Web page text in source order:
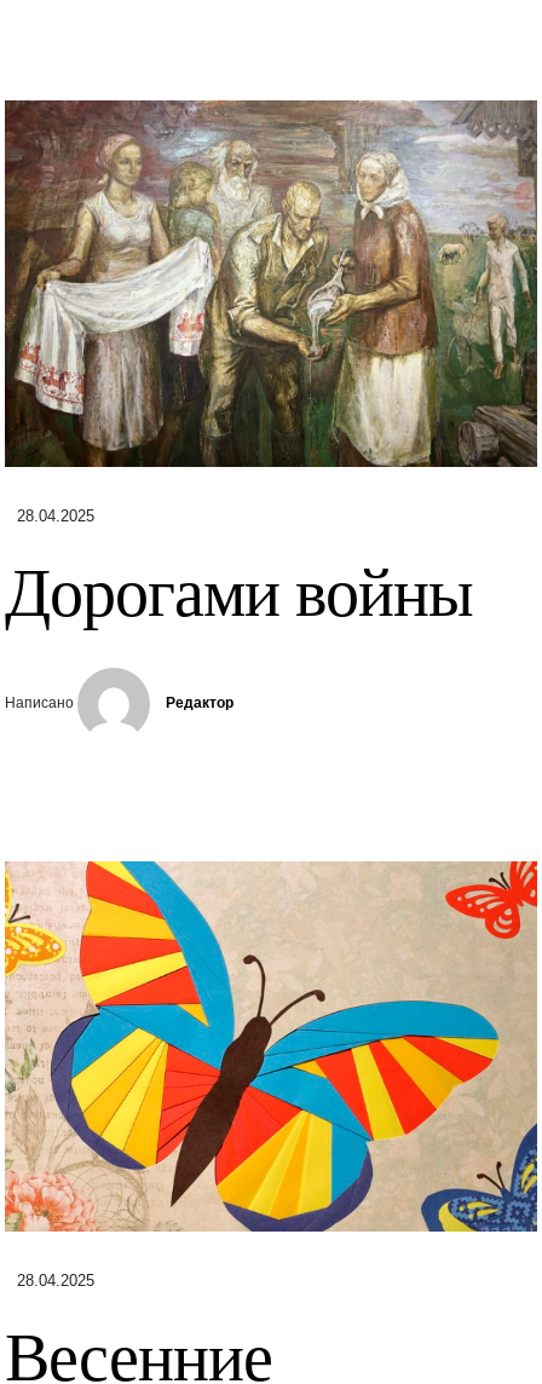
28.04.2025
Дорогами войны
Написано Редактор
28.04.2025
Весенние